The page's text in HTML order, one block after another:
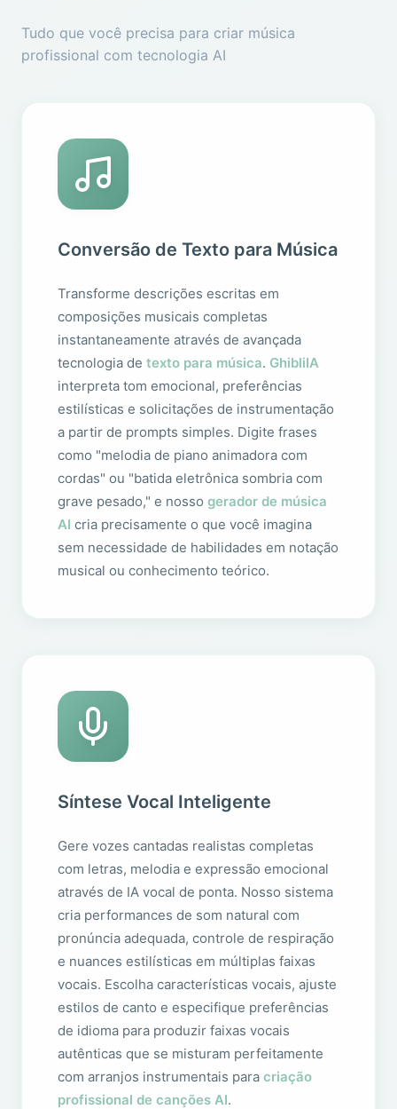
Tudo que você precisa para criar música
profissional com tecnologia AI
Conversão de Texto para Música
Transforme descrições escritas em
composições musicais completas
instantaneamente através de avançada
tecnologia de texto para música. GhibliIA
interpreta tom emocional, preferências
estilísticas e solicitações de instrumentação
a partir de prompts simples. Digite frases
como "melodia de piano animadora com
cordas" ou "batida eletrônica sombria com
grave pesado," e nosso gerador de música
AI cria precisamente o que você imagina
sem necessidade de habilidades em notação
musical ou conhecimento teórico.
Síntese Vocal Inteligente
Gere vozes cantadas realistas completas
com letras, melodia e expressão emocional
através de IA vocal de ponta. Nosso sistema
cria performances de som natural com
pronúncia adequada, controle de respiração
e nuances estilísticas em múltiplas faixas
vocais. Escolha características vocais, ajuste
estilos de canto e especifique preferências
de idioma para produzir faixas vocais
autênticas que se misturam perfeitamente
com arranjos instrumentais para criação
profissional de canções AI.